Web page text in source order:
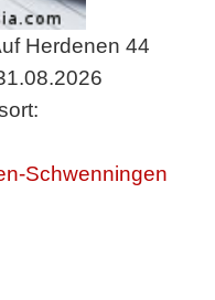
Herdenen 44
Schwenningen